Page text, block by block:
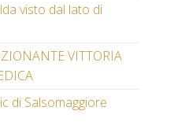
visto dal lato di
VITTORIA
di Salsomaggiore